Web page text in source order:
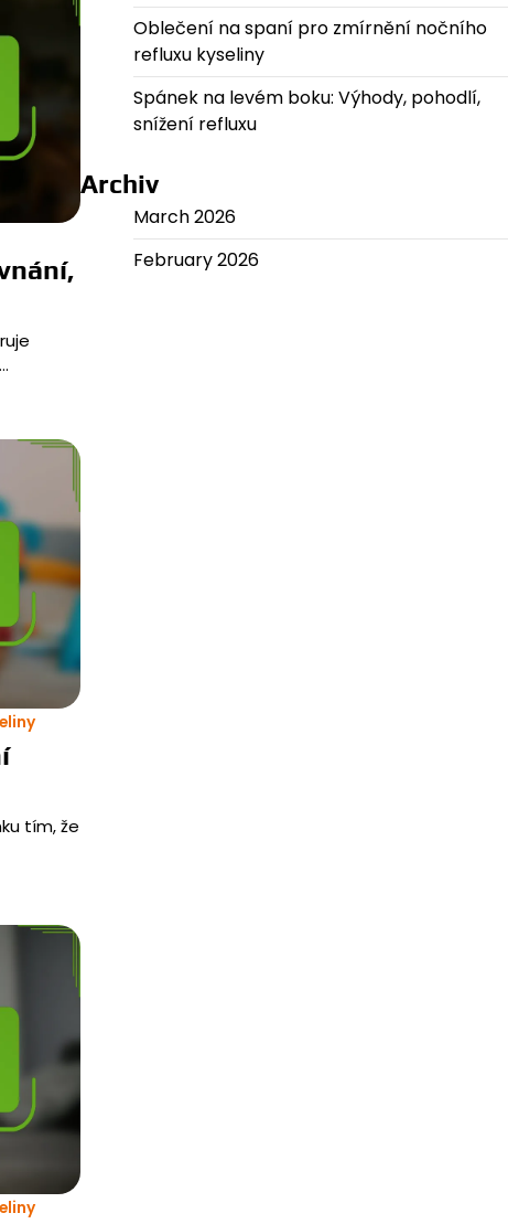
tím, že
Oblečení na spaní pro zmírnění nočního
refluxu kyseliny
Spánek na levém boku: Výhody, pohodlí,
snížení refluxu
Archiv
March 2026
February 2026